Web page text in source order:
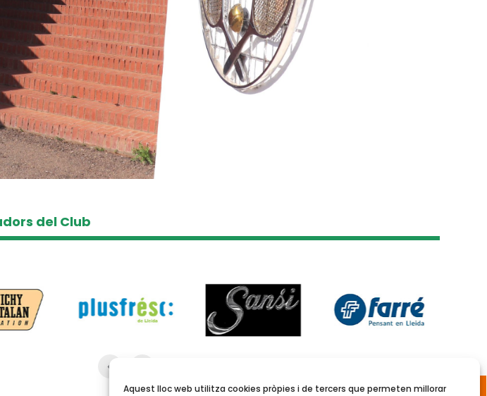
Aquest lloc web utilitza cookies pròpies i de tercers que permeten millorar
del Club
Reserva de pistes i